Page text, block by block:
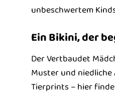
unbeschwertem
Ein Bikini, der
Der Vertbaudet
Muster und
Tierprints – hier